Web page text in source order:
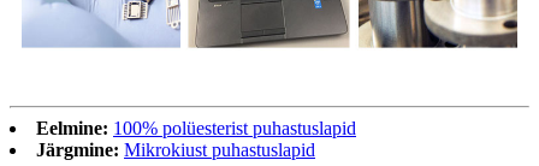
Eelmine: 100% polüesterist puhastuslapid
Järgmine: Mikrokiust puhastuslapid